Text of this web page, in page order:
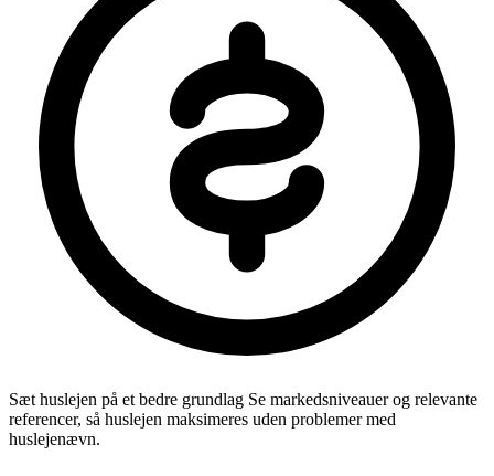
Sæt huslejen på et bedre grundlag Se markedsniveauer og relevante
referencer, så huslejen maksimeres uden problemer med
huslejenævn.